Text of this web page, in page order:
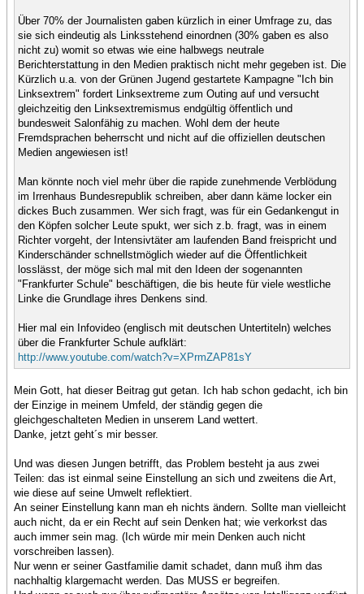
Über 70% der Journalisten gaben kürzlich in einer Umfrage zu, das
sie sich eindeutig als Linksstehend einordnen (30% gaben es also
nicht zu) womit so etwas wie eine halbwegs neutrale
Berichterstattung in den Medien praktisch nicht mehr gegeben ist. Die
Kürzlich u.a. von der Grünen Jugend gestartete Kampagne "Ich bin
Linksextrem" fordert Linksextreme zum Outing auf und versucht
gleichzeitig den Linksextremismus endgültig öffentlich und
bundesweit Salonfähig zu machen. Wohl dem der heute
Fremdsprachen beherrscht und nicht auf die offiziellen deutschen
Medien angewiesen ist!
Man könnte noch viel mehr über die rapide zunehmende Verblödung
im Irrenhaus Bundesrepublik schreiben, aber dann käme locker ein
dickes Buch zusammen. Wer sich fragt, was für ein Gedankengut in
den Köpfen solcher Leute spukt, wer sich z.b. fragt, was in einem
Richter vorgeht, der Intensivtäter am laufenden Band freispricht und
Kinderschänder schnellstmöglich wieder auf die Öffentlichkeit
losslässt, der möge sich mal mit den Ideen der sogenannten
"Frankfurter Schule" beschäftigen, die bis heute für viele westliche
Linke die Grundlage ihres Denkens sind.
Hier mal ein Infovideo (englisch mit deutschen Untertiteln) welches
über die Frankfurter Schule aufklärt:
http://www.youtube.com/watch?v=XPrmZAP81sY
Mein Gott, hat dieser Beitrag gut getan. Ich hab schon gedacht, ich bin
der Einzige in meinem Umfeld, der ständig gegen die
gleichgeschalteten Medien in unserem Land wettert.
Danke, jetzt geht´s mir besser.
Und was diesen Jungen betrifft, das Problem besteht ja aus zwei
Teilen: das ist einmal seine Einstellung an sich und zweitens die Art,
wie diese auf seine Umwelt reflektiert.
An seiner Einstellung kann man eh nichts ändern. Sollte man vielleicht
auch nicht, da er ein Recht auf sein Denken hat; wie verkorkst das
auch immer sein mag. (Ich würde mir mein Denken auch nicht
vorschreiben lassen).
Nur wenn er seiner Gastfamilie damit schadet, dann muß ihm das
nachhaltig klargemacht werden. Das MUSS er begreifen.